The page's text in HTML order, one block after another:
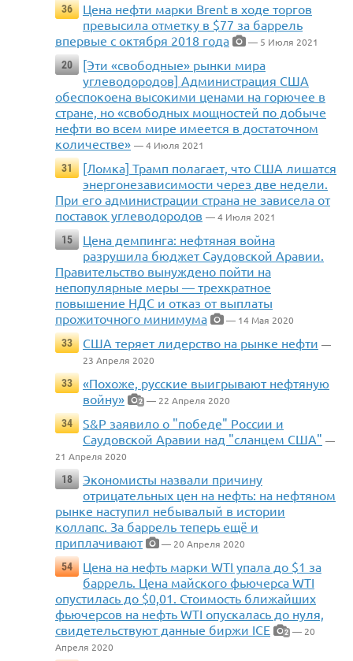
36
Цена нефти марки Brent в ходе торгов
превысила отметку в $77 за баррель
впервые с октября 2018 года
— 5 Июля 2021
20
[Эти «свободные» рынки мира
углеводородов] Администрация США
обеспокоена высокими ценами на горючее в
стране, но «свободных мощностей по добыче
нефти во всем мире имеется в достаточном
количестве» — 4 Июля 2021
31
[Ломка] Трамп полагает, что США лишатся
энергонезависимости через две недели.
При его администрации страна не зависела от
поставок углеводородов — 4 Июля 2021
15
Цена демпинга: нефтяная война
разрушила бюджет Саудовской Аравии.
Правительство вынуждено пойти на
непопулярные меры — трехкратное
повышение НДС и отказ от выплаты
прожиточного минимума
— 14 Мая 2020
33
США теряет лидерство на рынке нефти —
23 Апреля 2020
33
«Похоже, русские выигрывают нефтяную
войну»
2 — 22 Апреля 2020
34
S&P заявило о "победе" России и
Саудовской Аравии над "сланцем США" —
21 Апреля 2020
18
Экономисты назвали причину
отрицательных цен на нефть: на нефтяном
рынке наступил небывалый в истории
коллапс. За баррель теперь ещё и
приплачивают
— 20 Апреля 2020
54
Цена на нефть марки WTI упала до $1 за
баррель. Цена майского фьючерса WTI
опустилась до $0,01. Стоимость ближайших
фьючерсов на нефть WTI опускалась до нуля,
свидетельствуют данные биржи ICE
2 — 20
Апреля 2020